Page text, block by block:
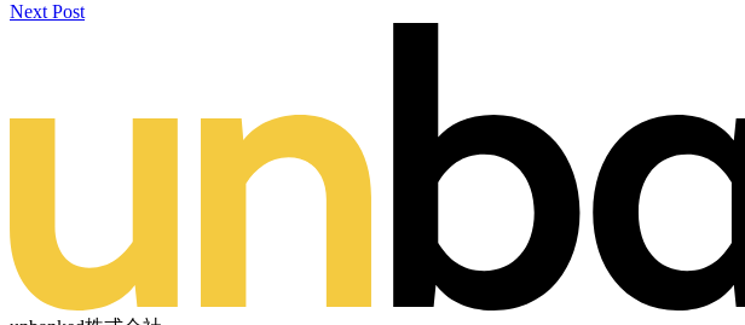
Next Post